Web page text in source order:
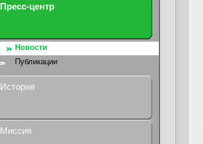
Пресс-центр
Новости
Публикации
История
Миссия